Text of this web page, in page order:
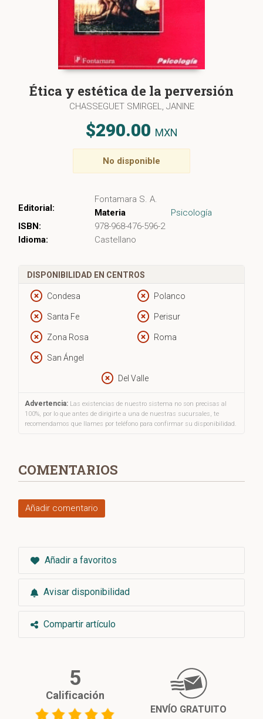
Ética y estética de la perversión
CHASSEGUET SMIRGEL, JANINE
$290.00 MXN
No disponible
Editorial:
Fontamara S. A.
Materia
Psicología
ISBN:
978-968-476-596-2
Idioma:
Castellano
DISPONIBILIDAD EN CENTROS
Condesa Polanco
Santa Fe Perisur
Zona Rosa Roma
San Ángel
Del Valle
Advertencia: Las existencias de nuestro sistema no son precisas al
100%, por lo que antes de dirigirte a una de nuestras sucursales, te
recomendamos que llames por teléfono para confirmar su disponibilidad.
COMENTARIOS
Añadir comentario
Añadir a favoritos
Avisar disponibilidad
Compartir artículo
5
Calificación
ENVÍO GRATUITO